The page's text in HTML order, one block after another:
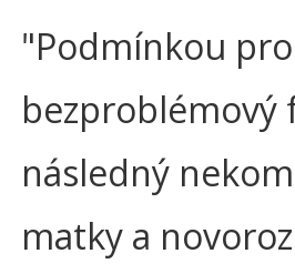
"Podmínkou
bezproblémový
následný
matky a